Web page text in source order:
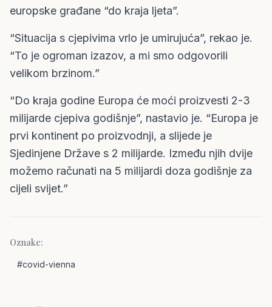
europske građane “do kraja ljeta”.
“Situacija s cjepivima vrlo je umirujuća”, rekao je.
“To je ogroman izazov, a mi smo odgovorili
velikom brzinom.”
“Do kraja godine Europa će moći proizvesti 2-3
milijarde cjepiva godišnje”, nastavio je. “Europa je
prvi kontinent po proizvodnji, a slijede je
Sjedinjene Države s 2 milijarde. Između njih dvije
možemo računati na 5 milijardi doza godišnje za
cijeli svijet.”
Oznake:
#covid-vienna